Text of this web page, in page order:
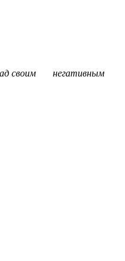
над своим негативным